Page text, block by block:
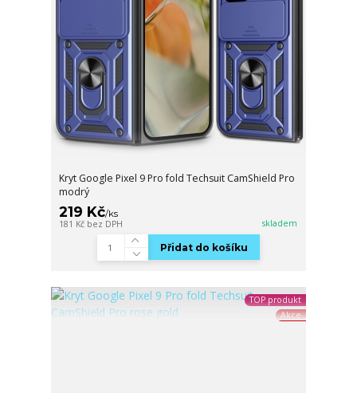
Kryt Google Pixel 9 Pro fold Techsuit CamShield Pro
modrý
219 Kč/ks
181 Kč bez DPH skladem
Přidat do košíku
TOP produkt
Akce